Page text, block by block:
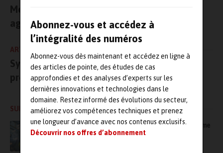
Abonnez-vous et accédez à
l’intégralité des numéros
Abonnez-vous dès maintenant et accédez en ligne à
des articles de pointe, des études de cas
approfondies et des analyses d’experts sur les
dernières innovations et technologies dans le
domaine. Restez informé des évolutions du secteur,
améliorez vos compétences techniques et prenez
une longueur d’avance avec nos contenus exclusifs.
Découvrir nos offres d’abonnement
toute MMT grâce à la technologie R-Tune révolutionnaire. Les
versions RC diffèrent au niveau de la puissance de sortie pour
s’adapter aux diverses exigences des clients et sont entièrement
compatibles avec tous les logiciels et capteurs disponibles sur les
nouvelles MMT Hexagon commandées par les contrôleurs DC. Un
réseau SAV mondial fournit une assistance professionnelle avant,
pendant et après le rétrofit.
Exploiter un équipement obsolète représente un risque, car le
temps d’immobilisation potentiel de la machine peut avoir un
impact majeur sur la productivité dans l’unité de fabrication. Des
composants de nombreuses MMT en service, tels que les
Molydal fête ses 60 ans et s’offre un
agrandissement de ses locaux de stockage
ARTICLE SUIVANT
SystemX lance le projet Maintenance
prévisionnelle et optimisation (MPO)
SUR LE MÊME SUJET
Bien plus qu’une GMAO, MAS s’impose comme
une plateforme complète, modulaire… et